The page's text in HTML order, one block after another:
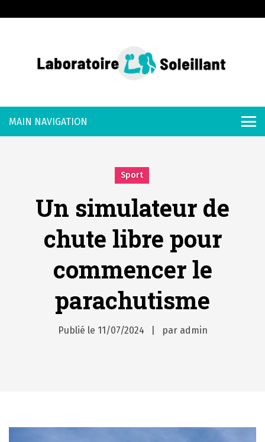
c
n
Laboratoire
Soleillant
Sport
Un simulateur de
chute libre pour
commencer le
parachutisme
Publié le 11/07/2024 par admin